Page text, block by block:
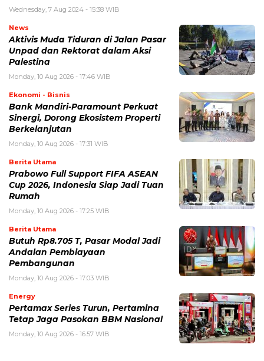
Wednesday, 7 Aug 2024 - 15:38 WIB
News
Aktivis Muda Tiduran di Jalan Pasar
Unpad dan Rektorat dalam Aksi
Palestina
Monday, 10 Aug 2026 - 17:46 WIB
Ekonomi - Bisnis
Bank Mandiri-Paramount Perkuat
Sinergi, Dorong Ekosistem Properti
Berkelanjutan
Monday, 10 Aug 2026 - 17:31 WIB
Berita Utama
Prabowo Full Support FIFA ASEAN
Cup 2026, Indonesia Siap Jadi Tuan
Rumah
Monday, 10 Aug 2026 - 17:25 WIB
Berita Utama
Butuh Rp8.705 T, Pasar Modal Jadi
Andalan Pembiayaan
Pembangunan
Monday, 10 Aug 2026 - 17:03 WIB
Energy
Pertamax Series Turun, Pertamina
Tetap Jaga Pasokan BBM Nasional
Monday, 10 Aug 2026 - 16:57 WIB